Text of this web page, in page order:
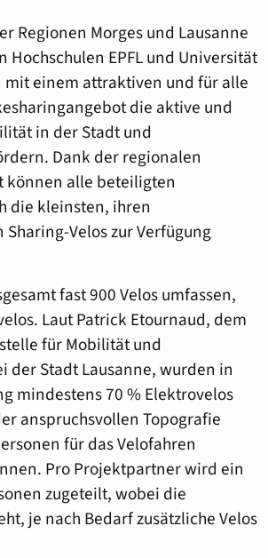
Regionen Morges und Lausanne
Hochschulen EPFL und Universität
mit einem attraktiven und für alle
die aktive und
in der Stadt und
Dank der regionalen
können alle beteiligten
die kleinsten, ihren
Velos zur Verfügung
fast 900 Velos umfassen,
Laut Patrick Etournaud, dem
für Mobilität und
der Stadt Lausanne, wurden in
mindestens 70 % Elektrovelos
anspruchsvollen Topografie
für das Velofahren
Pro Projektpartner wird ein
zugeteilt, wobei die
je nach Bedarf zusätzliche Velos